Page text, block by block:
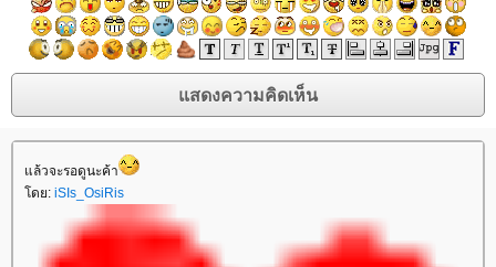
ล้วจะรอดูนะค้า
ดย: iSIs_OsiRis